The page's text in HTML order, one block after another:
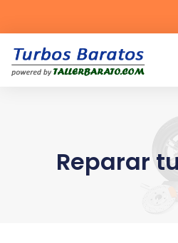
Reparar